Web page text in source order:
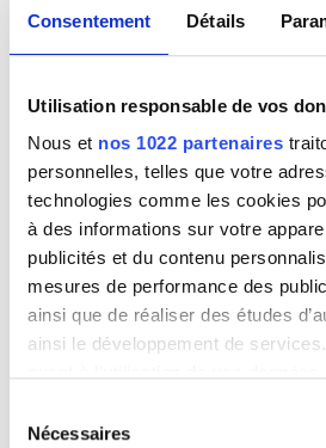
Consentement Détails
Utilisation responsable de vos
Nous et nos 1022 partenaires
personnelles, telles que votre
technologies comme les cookies
à des informations sur votre
publicités et du contenu
mesures de performance des
ainsi que de réaliser des études
ainsi le développement de
tout moment en consultant la
Nécessaires